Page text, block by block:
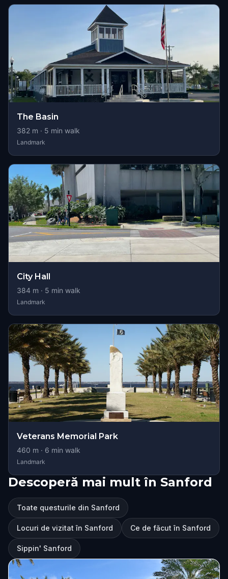
The Basin
382 m · 5 min walk
Landmark
City Hall
384 m · 5 min walk
Landmark
Veterans Memorial Park
460 m · 6 min walk
Landmark
Descoperă mai mult în Sanford
Toate questurile din Sanford
Locuri de vizitat în Sanford Ce de făcut în Sanford
Sippin' Sanford